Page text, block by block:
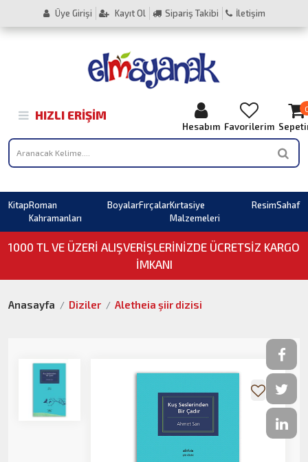
Üye Girişi Kayıt Ol Sipariş Takibi İletişim
HIZLI ERIŞIM
Hesabım Favorilerim
KitapRoman
Kahramanları
BoyalarFırçalarKırtasiye
Malzemeleri
ResimSahaf
1000 TL VE ÜZERI ALIŞVERIŞLERINIZDE ÜCRETSİZ KARGO
İMKANI
Anasayfa Diziler Aletheia şiir dizisi